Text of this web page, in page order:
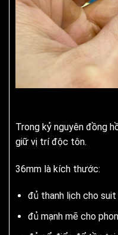
Trong kỷ nguyên đồng
giữ vị trí độc tôn.
36mm là kích thước:
đủ thanh lịch cho suit
đủ mạnh mẽ cho